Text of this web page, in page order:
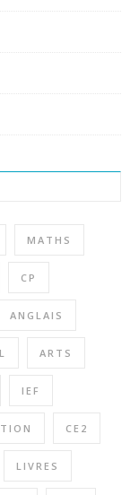
MATHS
CP
ANGLAIS
ARTS
IEF
CE2
LIVRES